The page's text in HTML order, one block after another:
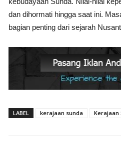
dan dihormati hingga saat ini.
bagian penting dari sejarah
LABEL kerajaan sunda Kerajaan